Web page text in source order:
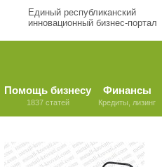
Единый республиканский
инновационный бизнес-портал
Помощь бизнесу
1837 статей
Финансы
Кредиты, лизинг